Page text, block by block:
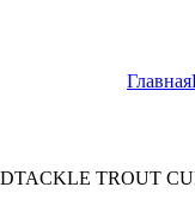
Главная
TROUT